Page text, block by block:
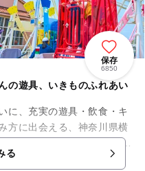
保存
6850
の遊具、いきものふれあい
に、充実の遊具・飲食・キ
方に出会える、神奈川県横
ーク。 都心から車
る